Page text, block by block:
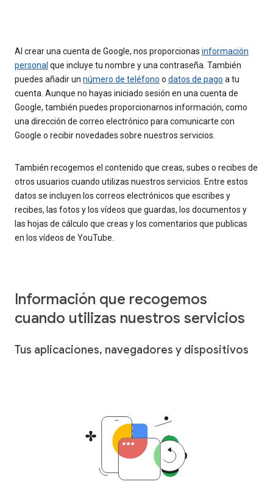
Al crear una cuenta de Google, nos proporcionas información
personal que incluye tu nombre y una contraseña. También
puedes añadir un número de teléfono o datos de pago a tu
cuenta. Aunque no hayas iniciado sesión en una cuenta de
Google, también puedes proporcionarnos información, como
una dirección de correo electrónico para comunicarte con
Google o recibir novedades sobre nuestros servicios.
También recogemos el contenido que creas, subes o recibes de
otros usuarios cuando utilizas nuestros servicios. Entre estos
datos se incluyen los correos electrónicos que escribes y
recibes, las fotos y los vídeos que guardas, los documentos y
las hojas de cálculo que creas y los comentarios que publicas
en los vídeos de YouTube.
Información que recogemos
cuando utilizas nuestros servicios
Tus aplicaciones, navegadores y dispositivos